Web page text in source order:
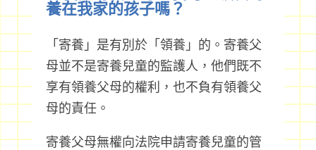
養在我家的孩子嗎？
「寄養」是有別於「領養」的。寄養父
母並不是寄養兒童的監護人，他們既不
享有領養父母的權利，也不負有領養父
母的責任。
寄養父母無權向法院申請寄養兒童的管